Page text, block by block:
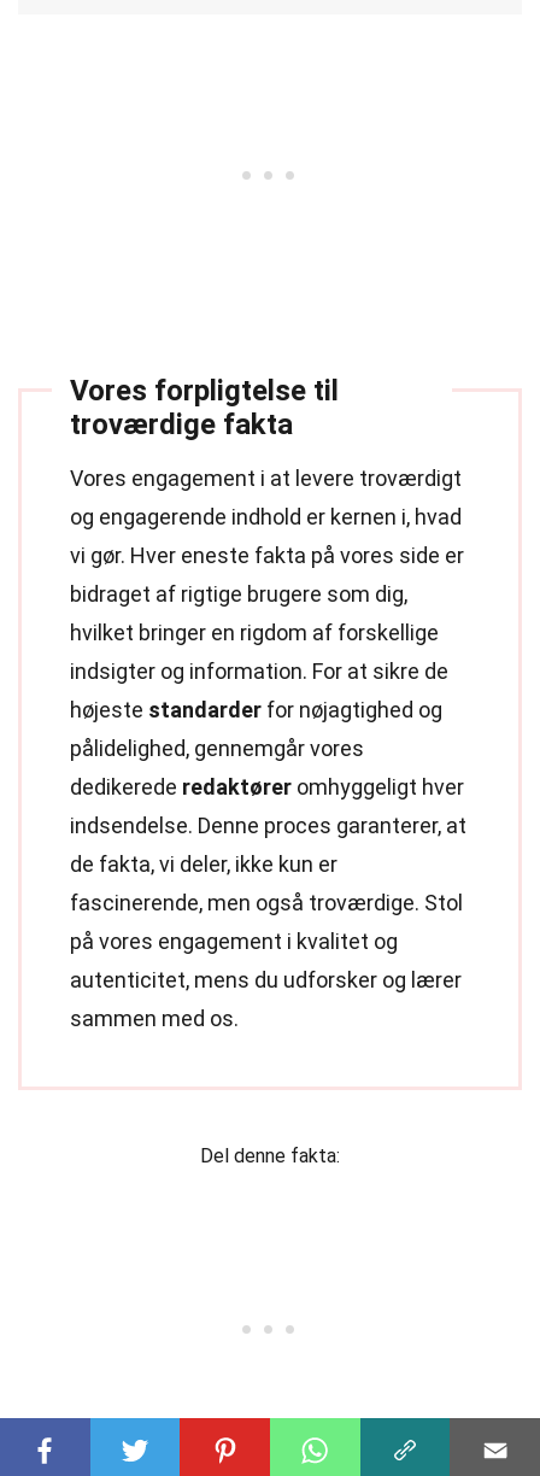
Vores forpligtelse til
troværdige fakta
Vores engagement i at levere troværdigt
og engagerende indhold er kernen i, hvad
vi gør. Hver eneste fakta på vores side er
bidraget af rigtige brugere som dig,
hvilket bringer en rigdom af forskellige
indsigter og information. For at sikre de
højeste standarder for nøjagtighed og
pålidelighed, gennemgår vores
dedikerede redaktører omhyggeligt hver
indsendelse. Denne proces garanterer, at
de fakta, vi deler, ikke kun er
fascinerende, men også troværdige. Stol
på vores engagement i kvalitet og
autenticitet, mens du udforsker og lærer
sammen med os.
Del denne fakta: